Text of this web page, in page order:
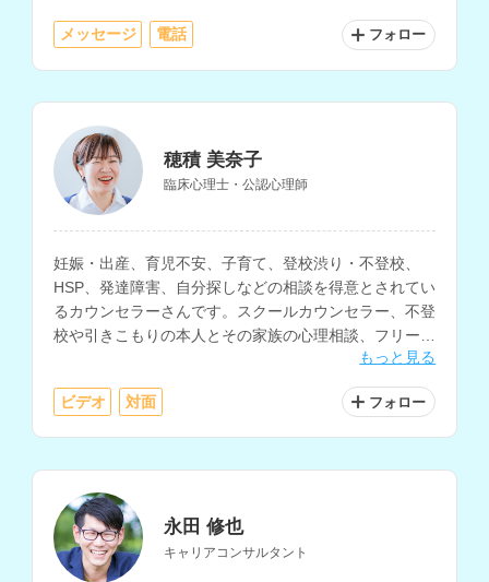
メッセージ 電話 フォロー
穂積 美奈子
臨床心理士・公認心理師
妊娠・出産、育児不安、子育て、登校渋り・不登校、
HSP、発達障害、自分探しなどの相談を得意とされてい
るカウンセラーさんです。スクールカウンセラー、不登
校や引きこもりの本人とその家族の心理相談、フリース
クールのスタッフ、乳幼児健診での母子相談などの経験
をお持ちです。
もっと見る
ビデオ 対面 フォロー
永田 修也
キャリアコンサルタント